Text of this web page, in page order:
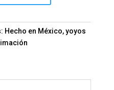
Hecho en México,yoyos